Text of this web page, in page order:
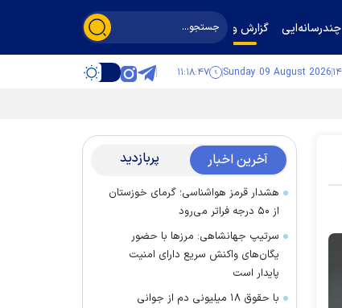
چندرسانه‌ایی گزارش و گفت‌وگو
Sunday 09 August 2026 ۱۱:۱۸:۴۸
آخرین اخبار پربازدید
هشدار قرمز هواشناسی؛ گرمای خوزستان
از ۵۰ درجه فراتر می‌رود
سرتیپ جهانشاهی: مرز‌ها با حضور
یگان‌های واکنش سریع دارای امنیت
پایدار است
با حقوق ۱۸ میلیونی دم از جوانی